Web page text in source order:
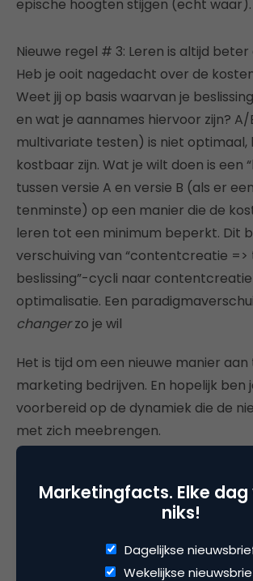
epische hoogten stijgen (echt waar).
Nieuwe regel # 3: Leren is altijd
Heb je ooit nagedacht over de
Weet jij op basis waarvan je
en wat je aannames hiervoor zijn?
multivariate testen) is niet optimaal,
kostbaar zijn. Wat je wilt doen is een
tussen versie A en versie B (als er
tenminste) op een manier die de
leren tot een minimum beperkt. Dit
verschuiving van “contentcreatie =>
beslissing”-cycli naar
optimalisatie. Een
changerzo je wil
Het is tijd om een nieuwe manier
marketing bedrijven. En hopelijk ben
voorbereid op de dynamiek die de
met zich meebrengen.
Tijdenseen kennissessie bij DIKWop
a.s. zal ik ingaan op hoe ik denk dat je
spel het beste kan spelen. Iedereen
en neem je tafeltennisbatje mee! Kun
Marketingfacts. Elke dag
niks!
Dagelijkse
Wekelijkse